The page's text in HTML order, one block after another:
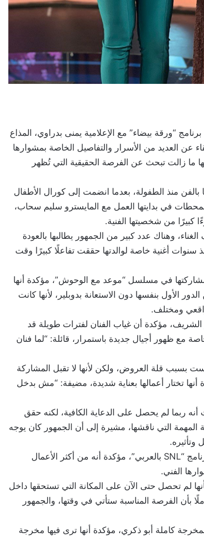
“ورقة بيضاء” مع الإعلامية يمنى بدراوي، المذاع
عن العديد من الأسرار والتفاصيل الخاصة بمشوارها
ما زالت تبحث عن الفرصة الحقيقية التي تُظهر
بالفن منذ الطفولة، بعدما انضمت إلى كورال الأطفال
في بدايتها العمل مع المايسترو سليم سحاب،
من شخصيتها الفنية.
وهناك عدد كبير من الجمهور يطالبها بالعودة
أغنية خاصة لوالدتها حققت تفاعلًا كبيرًا وقت
في مسلسل “موعد مع الوحوش”، مؤكدة أنها
الأول بنفسها دون الاستعانة بدوبلير، لأنها كانت
ومختلف.
مؤكدة أن غياب الفنان لفترات طويلة قد
مع ظهور أجيال جديدة باستمرار، قائلة: “لما فنان
بسبب قلة العروض، ولكن لأنها لا تقبل المشاركة
تختار أعمالها بعناية شديدة، مضيفة: “مش بدخل
ربما لم يحصل على الدعاية الكافية، لكنه حقق
المهمة التي ناقشها، مشيرة إلى أن الجمهور كان يوجه
وأشادت نور قدري بتجربتها في برنامج “SNL بالعربي”، مؤكدة أنه من أكثر الأعمال
الفني.
لم تحصل حتى الآن على المكانة التي تستحقها داخل
بأن الفرصة المناسبة ستأتي في وقتها، والجمهور
كاملة أبو ذكري، مؤكدة أنها ترى فيها مخرجة